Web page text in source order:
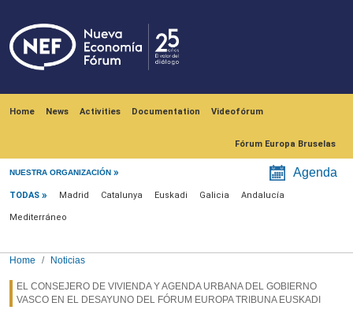
Home News Activities Documentation Videofórum
Fórum Europa Bruselas
NUESTRA ORGANIZACIÓN Agenda
Menú noticias
TODAS Madrid Catalunya Euskadi Galicia Andalucía
Mediterráneo
Home Noticias
EL CONSEJERO DE VIVIENDA Y AGENDA URBANA DEL GOBIERNO
VASCO EN EL DESAYUNO DEL FÓRUM EUROPA TRIBUNA EUSKADI